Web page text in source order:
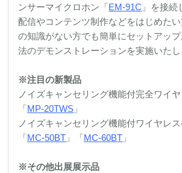
ンサーマイクロホン「EM-91C 」を接続
配信やコンテンツ制作などをはじめた
の知識がない方でも簡単にセットアッ
法のデモンストレーションを実施いたし
※注目の新製品
ノイズキャンセリング機能付完全ワイ
「MP-20TWS 」
ノイズキャンセリング機能付ワイヤレ
「MC-50BT 」「MC-60BT 」
※その他出展展示品